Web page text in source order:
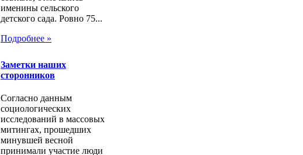
именины сельского
детского сада. Ровно 75...
Подробнее »
Заметки наших
сторонников
Согласно данным
социологических
исследований в массовых
митингах, прошедших
минувшей весной
принимали участие люди